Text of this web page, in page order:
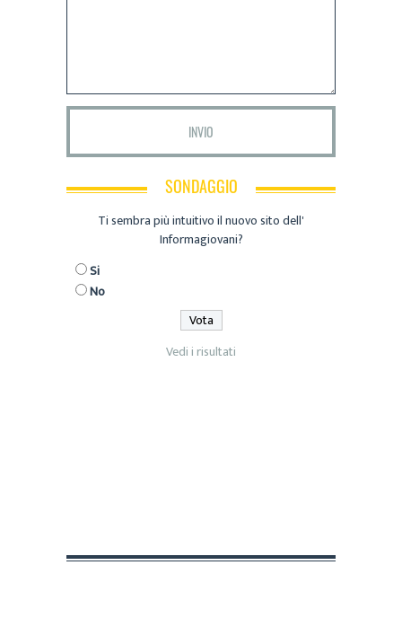
SONDAGGIO
Ti sembra più intuitivo il nuovo sito dell'
Informagiovani?
Si
No
Vedi i risultati